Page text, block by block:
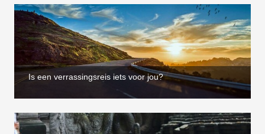
Is een verrassingsreis iets voor jou?